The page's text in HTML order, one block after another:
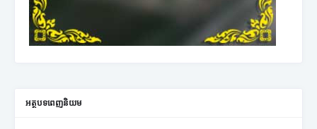
អត្ថបទពេញនិយម